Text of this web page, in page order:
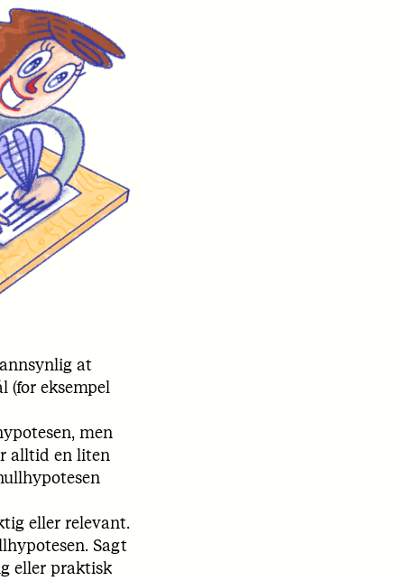
at
(for eksempel
men
alltid en liten
eller relevant.
Sagt
eller praktisk